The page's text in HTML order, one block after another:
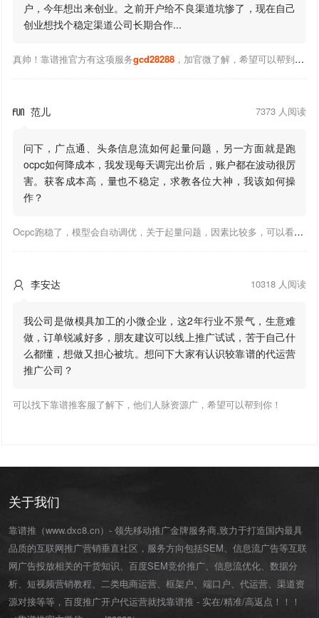
户，今年想出来创业。之前开户给不良渠道坑惨了，现在自己
创业想找个稳定渠道公司长期合作...
真帅！靠谱推官方有这项服务gcd28288，加官微了解，希望可以帮到你！
 范儿 7373 人阅读
问下，广点通、头条信息流如何起量问题，另一方面就是跑
ocpc如何降成本，我发现每天调完出价后，账户都在波动很厉
害。获客成本高，量也不稳定，求教各位大神，我该如何操
作？
Ocpc跑稳了，模型会自动调优，关于起量问题，因素比较多，可以看下靠谱推大神出的干货文章，都是经验总结，应该可以找到对应解决。
 李安达 10318 人阅读
我公司是做模具加工的小微企业，这2年行业不景气，生意难
做，订单锐减好多，朋友建议可以线上推广试试，苦于自己什
么都懂，想做又担心被坑。想问下大家有认识较靠谱的代运营
推广公司？
可以找下靠谱推客服了解下，他们人脉资源广，希望可以帮到你！
关于我们
靠谱推（www.dxc8.cn）- 领先移动推广金牌服务商,致力于打造国内最具
品质的互联网推广营销垂直社区，服务方向包括SEM、信息流广告等互联
网广告投放相关的干货知识、百度SEM竞价推广、信息流优化、数据分
析、短视频营销教程、二类电商运营、 框架户、 端口户、 代运营、渠道资
源对接等等，百度推广开户代运营就找靠谱推 - 实在/精准/高返点！！！